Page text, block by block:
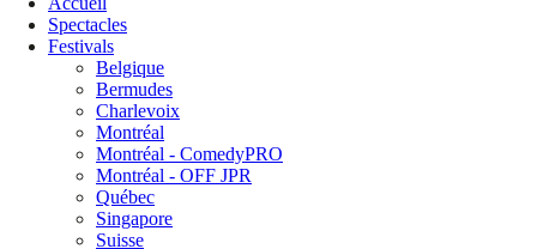
Spectacles
Festivals
Belgique
Bermudes
Charlevoix
Montréal
Montréal - ComedyPRO
Montréal - OFF JPR
Québec
Singapore
Suisse